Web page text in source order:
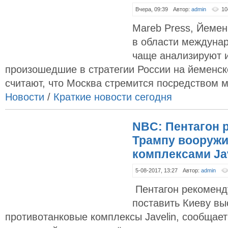
Вчера, 09:39 Автор: admin
Mareb Press,
в области
чаще анализируют
произошедшие в стратегии России на
считают, что Москва стремится посредством
Новости / Краткие новости сегодня
NBC: Пентагон
Трампу
комплексами
5-08-2017, 13:27 Автор: admin
Пентагон
поставить Киеву
противотанковые комплексы Javelin,